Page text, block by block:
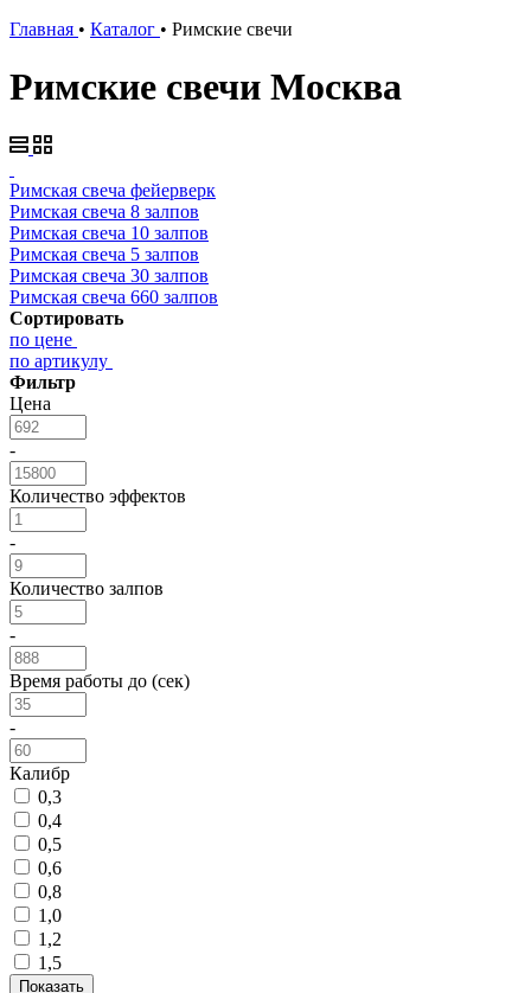
Главная • Каталог • Римские свечи
Римские свечи Москва
Римская свеча фейерверк
Римская свеча 8 залпов
Римская свеча 10 залпов
Римская свеча 5 залпов
Римская свеча 30 залпов
Римская свеча 660 залпов
Сортировать
по цене
по артикулу
Фильтр
Цена
-
Количество эффектов
-
Количество залпов
-
Время работы до (сек)
-
Калибр
0,3
0,4
0,5
0,6
0,8
1,0
1,2
1,5